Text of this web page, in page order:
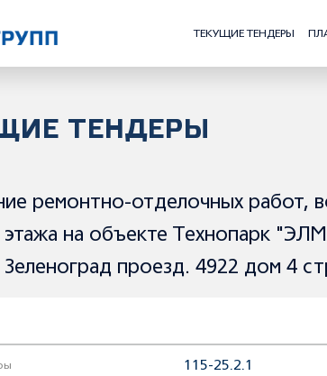
ТЕКУЩИЕ ТЕНДЕРЫ
ТЕНДЕРЫ
ремонтно-отделочных работ,
этажа на объекте Технопарк
Зеленоград проезд. 4922 дом 4
115-25.2.1